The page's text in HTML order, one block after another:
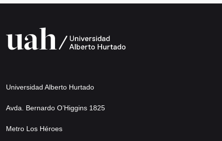
Universidad Alberto Hurtado
Avda. Bernardo O’Higgins 1825
Metro Los Héroes